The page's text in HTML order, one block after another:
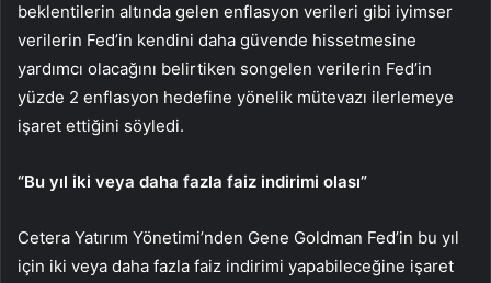
beklentilerin altında gelen enflasyon verileri gibi iyimser
verilerin Fed’in kendini daha güvende hissetmesine
yardımcı olacağını belirtiken songelen verilerin Fed’in
yüzde 2 enflasyon hedefine yönelik mütevazı ilerlemeye
işaret ettiğini söyledi.
“Bu yıl iki veya daha fazla faiz indirimi olası”
Cetera Yatırım Yönetimi’nden Gene Goldman Fed’in bu yıl
için iki veya daha fazla faiz indirimi yapabileceğine işaret